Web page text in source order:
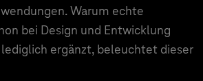
Warum echte
bei Design und Entwicklung
ergänzt, beleuchtet dieser